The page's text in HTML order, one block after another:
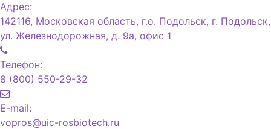
Адрес:
142116, Московская область, г.о. Подольск, г. Подольск,
ул. Железнодорожная, д. 9а, офис 1
Телефон:
8 (800) 550-29-32
E-mail:
vopros@uic-rosbiotech.ru